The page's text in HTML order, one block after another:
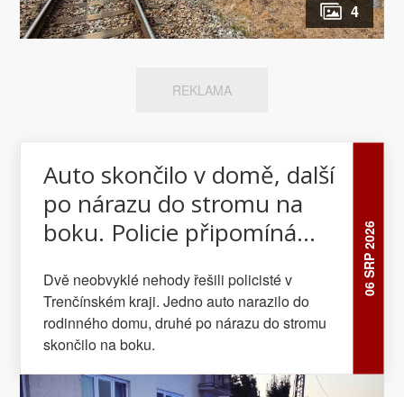
4
REKLAMA
06 SRP 2026
Auto skončilo v domě, další
po nárazu do stromu na
boku. Policie připomíná
Dvě neobvyklé nehody řešili policisté v
Trenčínském kraji. Jedno auto narazilo do
rodinného domu, druhé po nárazu do stromu
skončilo na boku.